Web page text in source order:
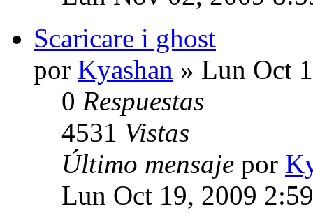
Scaricare i ghost
por Kyashan » Lun Oct
0 Respuestas
4531 Vistas
Último mensaje por
Lun Oct 19, 2009